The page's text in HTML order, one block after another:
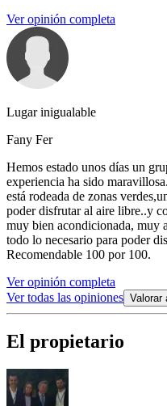
Ver opinión completa
Lugar inigualable
Fany Fer
Hemos estado unos días un
experiencia ha sido
está rodeada de zonas
poder disfrutar al aire libre..y
muy bien acondicionada, muy
todo lo necesario para poder
Recomendable 100 por 100.
Ver opinión completa
Ver todas las opiniones Valorar
El propietario